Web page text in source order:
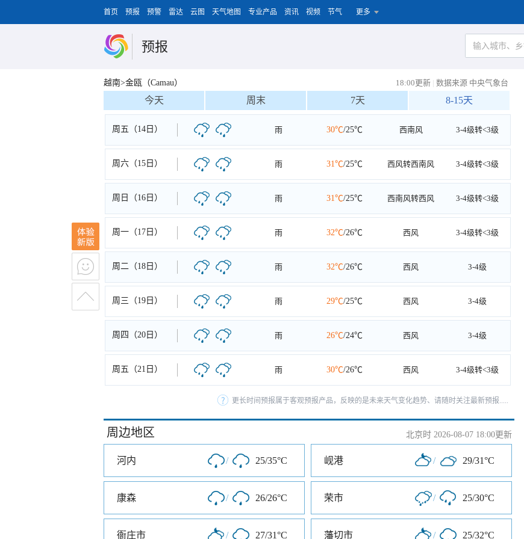
首页 预报 预警 雷达 云图 天气地图 专业产品 资讯 视频 节气 更多
预报
越南>金瓯（Camau） 18:00更新 | 数据来源 中央气象台
今天 周末 7天 8-15天
周五（14日） 雨 30℃/25℃ 西南风 3-4级转<3级
周六（15日） 雨 31℃/25℃ 西风转西南风 3-4级转<3级
周日（16日） 雨 31℃/25℃ 西南风转西风 3-4级转<3级
周一（17日） 雨 32℃/26℃ 西风 3-4级转<3级
周二（18日） 雨 32℃/26℃ 西风 3-4级
周三（19日） 雨 29℃/25℃ 西风 3-4级
周四（20日） 雨 26℃/24℃ 西风 3-4级
周五（21日） 雨 30℃/26℃ 西风 3-4级转<3级
更长时间预报属于客观预报产品，反映的是未来天气变化趋势、请随时关注最新预报.....
周边地区 北京时 2026-08-07 18:00更新
河内 / 25/35°C 岘港 / 29/31°C
康森 / 26/26°C 荣市 / 25/30°C
衙庄市 / 27/31°C 藩切市 / 25/32°C